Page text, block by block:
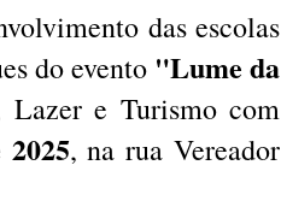
das escolas
do evento "Lume da
e Turismo com
, na rua Vereador